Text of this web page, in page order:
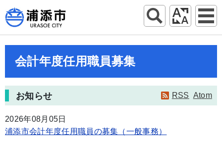
会計年度任用職員募集
お知らせ RSS Atom
2026年08月05日
浦添市会計年度任用職員の募集（一般事務）